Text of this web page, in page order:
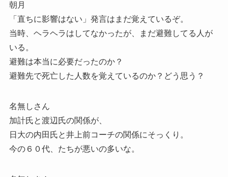
朝月
「直ちに影響はない」発言はまだ覚えているぞ。
当時、ヘラヘラはしてなかったが、まだ避難してる人が
いる。
避難は本当に必要だったのか？
避難先で死亡した人数を覚えているのか？どう思う？
名無しさん
加計氏と渡辺氏の関係が、
日大の内田氏と井上前コーチの関係にそっくり。
今の６０代、たちが悪いの多いな。